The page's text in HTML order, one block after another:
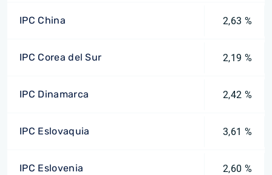
IPC China 2,63 %
IPC Corea del Sur 2,19 %
IPC Dinamarca 2,42 %
IPC Eslovaquia 3,61 %
IPC Eslovenia 2,60 %